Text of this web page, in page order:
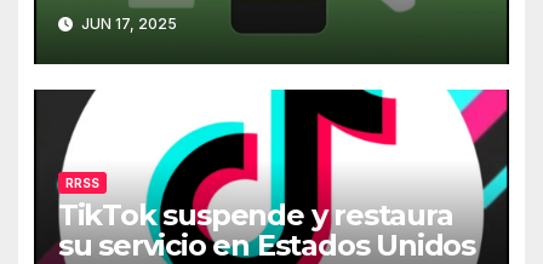
JUN 17, 2025
RRSS
TikTok suspende y restaura
su servicio en Estados Unidos